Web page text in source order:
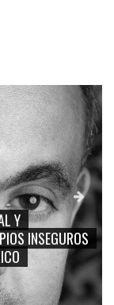
MAYER,
Y
CIUDADANA